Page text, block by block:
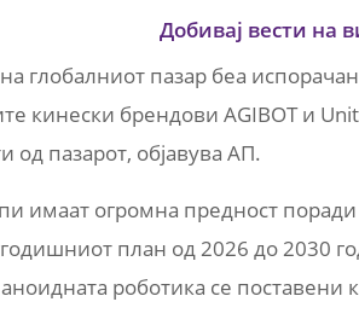
Добивај вести на
глобалниот пазар беа
кинески брендови AGIBOT и
од пазарот, објавува АП.
имаат огромна предност
план од 2026 до 2030
роботика се поставени